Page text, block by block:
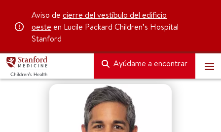
Aviso de cierre del vestíbulo del edificio
oeste en Lucile Packard Children’s Hospital
Stanford
Ayúdame a encontrar